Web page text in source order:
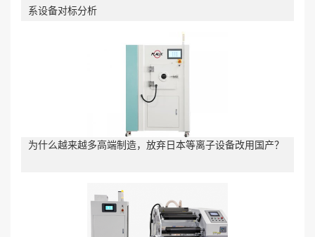
系设备对标分析
为什么越来越多高端制造，放弃日本等离子设备改用国产？